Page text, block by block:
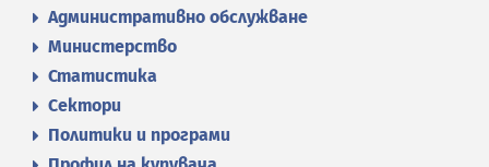
Административно обслужване
Министерство
Статистика
Сектори
Политики и програми